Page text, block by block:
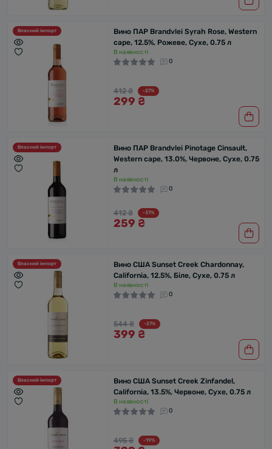
Власний імпорт
Вино ПАР Brandvlei Syrah Rose, Western
cape, 12.5%, Рожеве, Сухе, 0.75 л
В наявності
0
412 ₴ -27%
299 ₴
Власний імпорт
Вино ПАР Brandvlei Pinotage Cinsault,
Western cape, 13.0%, Червоне, Сухе, 0.75
л
В наявності
0
412 ₴ -37%
259 ₴
Власний імпорт
Вино США Sunset Creek Chardonnay,
California, 12.5%, Біле, Сухе, 0.75 л
В наявності
0
544 ₴ -27%
399 ₴
Власний імпорт
Вино США Sunset Creek Zinfandel,
California, 13.5%, Червоне, Сухе, 0.75 л
В наявності
0
495 ₴ -19%